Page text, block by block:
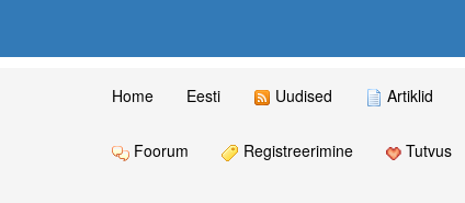
Home Eesti Uudised Artiklid
Foorum Registreerimine Tutvus